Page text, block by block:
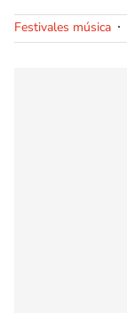
Festivales música